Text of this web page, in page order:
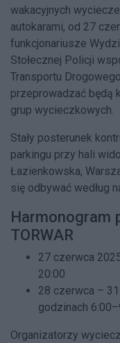
wakacyjnych
autokarami, od 27
funkcjonariusze
Stołecznej Policji
Transportu
przeprowadzać będą
grup wycieczkowych.
Stały posterunek
parkingu przy hali
Łazienkowska,
się odbywać według
Harmonogram
TORWAR
27 czerwca
20:00
28 czerwca –
godzinach
Organizatorzy